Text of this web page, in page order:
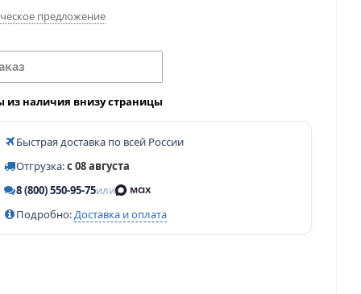
предложение
из наличия внизу страницы
Быстрая доставка по всей России
Отгрузка:с 08 августа
8 (800) 550-95-75или
Подробно:Доставка и оплата